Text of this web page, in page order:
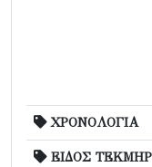
ΧΡΟΝΟΛΟΓΙΑ
ΕΙΔΟΣ